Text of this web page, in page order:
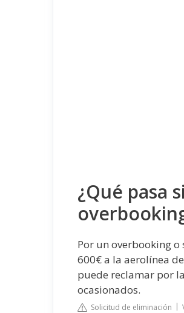
¿Qué pasa
Por un overbooking
600€ a la aerolínea
puede reclamar por
ocasionados.
Solicitud de eliminación